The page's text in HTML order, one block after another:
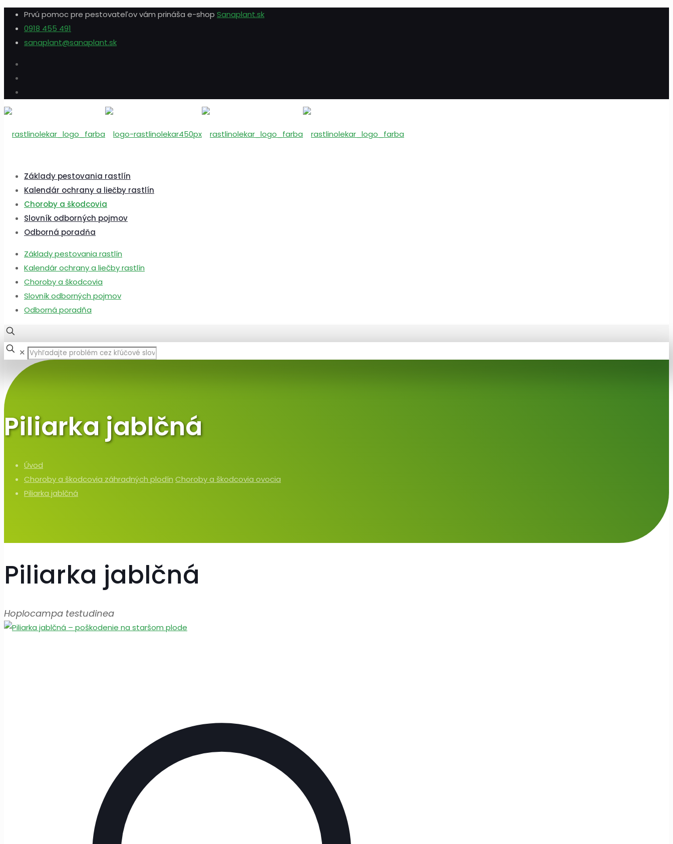
Prvú pomoc pre pestovateľov vám prináša e-shop Sanaplant.sk
0918 455 491
sanaplant@sanaplant.sk
Základy pestovania rastlín
Kalendár ochrany a liečby rastlín
Choroby a škodcovia
Slovník odborných pojmov
Odborná poradňa
Základy pestovania rastlín
Kalendár ochrany a liečby rastlín
Choroby a škodcovia
Slovník odborných pojmov
Odborná poradňa
✕
Piliarka jablčná
Úvod
Choroby a škodcovia záhradných plodín Choroby a škodcovia ovocia
Piliarka jablčná
Piliarka jablčná
Hoplocampa testudinea